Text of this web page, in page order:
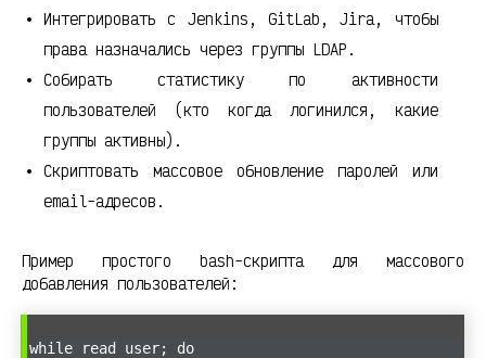
Интегрировать с Jenkins, GitLab, Jira, чтобы
права назначались через группы LDAP.
Собирать статистику по активности
пользователей (кто когда логинился, какие
группы активны).
Скриптовать массовое обновление паролей или
email-адресов.
Пример простого bash-скрипта для массового
добавления пользователей:
while read user; do